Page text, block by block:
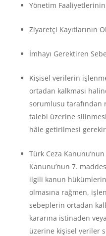
Yönetim
Ziyaretçi Kayıtlarının
İmhayı Gerektiren
Kişisel verilerin
ortadan kalkması
sorumlusu tarafından
talebi üzerine
hâle getirilmesi
Türk Ceza
Kanunu’nun 7.
ilgili kanun
olmasına rağmen,
sebeplerin ortadan
kararına istinaden
üzerine kişisel veriler